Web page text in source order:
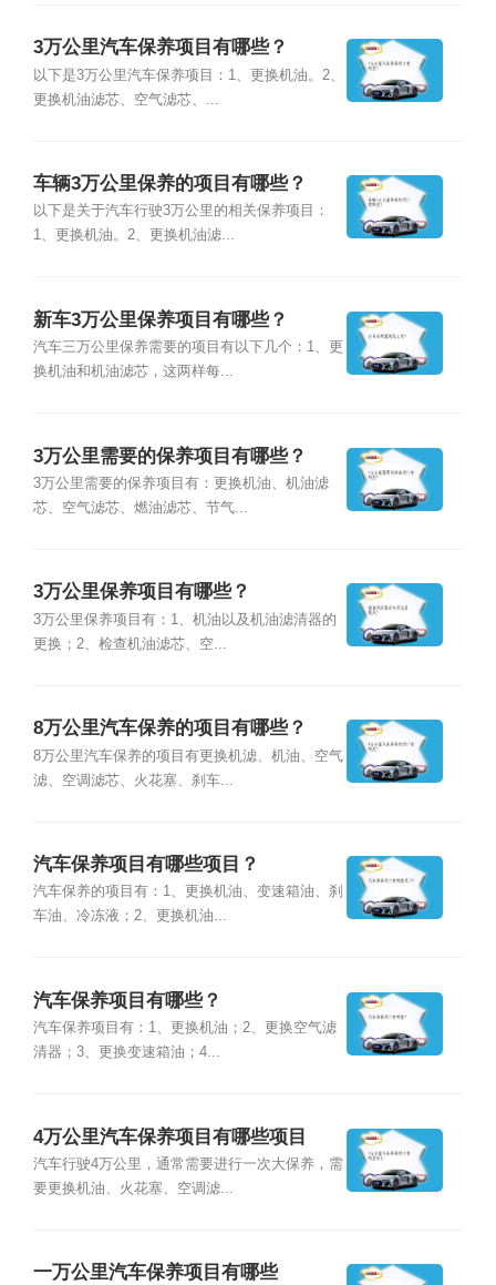
3万公里汽车保养项目有哪些？
以下是3万公里汽车保养项目：1、更换机油。2、
更换机油滤芯、空气滤芯、...
车辆3万公里保养的项目有哪些？
以下是关于汽车行驶3万公里的相关保养项目：
1、更换机油。2、更换机油滤...
新车3万公里保养项目有哪些？
汽车三万公里保养需要的项目有以下几个：1、更
换机油和机油滤芯，这两样每...
3万公里需要的保养项目有哪些？
3万公里需要的保养项目有：更换机油、机油滤
芯、空气滤芯、燃油滤芯、节气...
3万公里保养项目有哪些？
3万公里保养项目有：1、机油以及机油滤清器的
更换；2、检查机油滤芯、空...
8万公里汽车保养的项目有哪些？
8万公里汽车保养的项目有更换机滤、机油、空气
滤、空调滤芯、火花塞、刹车...
汽车保养项目有哪些项目？
汽车保养的项目有：1、更换机油、变速箱油、刹
车油、冷冻液；2、更换机油...
汽车保养项目有哪些？
汽车保养项目有：1、更换机油；2、更换空气滤
清器；3、更换变速箱油；4...
4万公里汽车保养项目有哪些项目
汽车行驶4万公里，通常需要进行一次大保养，需
要更换机油、火花塞、空调滤...
一万公里汽车保养项目有哪些